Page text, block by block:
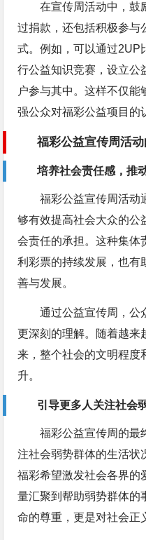
在宣传周活动中，鼓
过捐款，还包括积极参与
式。例如，可以通过2UP
行公益知识竞赛，设立公
户参与其中。这样不仅能
强公众对福彩公益项目的
福彩公益宣传周活
培养社会责任感，推
福彩公益宣传周活动
够有效提高社会大众的公
会责任的承担。这种集体
利彩票的持续发展，也有
善与发展。
通过公益宣传周，公
更深刻的理解。随着越来
来，整个社会的文明程度
升。
引导更多人关注社会
福彩公益宣传周的最
注社会弱势群体的生活状
福彩希望激发社会各界的
量汇聚到帮助弱势群体的
命的尊重，更是对社会正